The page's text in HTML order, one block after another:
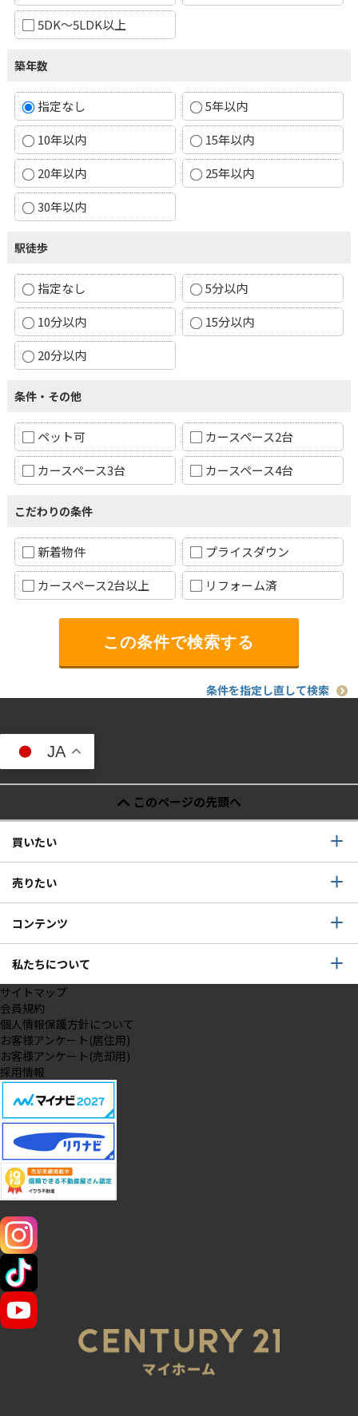
5DK～5LDK以上
築年数
指定なし
5年以内
10年以内
15年以内
20年以内
25年以内
30年以内
駅徒歩
指定なし
5分以内
10分以内
15分以内
20分以内
条件・その他
ペット可
カースペース2台
カースペース3台
カースペース4台
こだわりの条件
新着物件
プライスダウン
カースペース2台以上
リフォーム済
条件を指定し直して検索
JA
このページの先頭へ
買いたい
売りたい
コンテンツ
私たちについて
サイトマップ
会員規約
個人情報保護方針について
お客様アンケート(居住用)
お客様アンケート(売却用)
採用情報